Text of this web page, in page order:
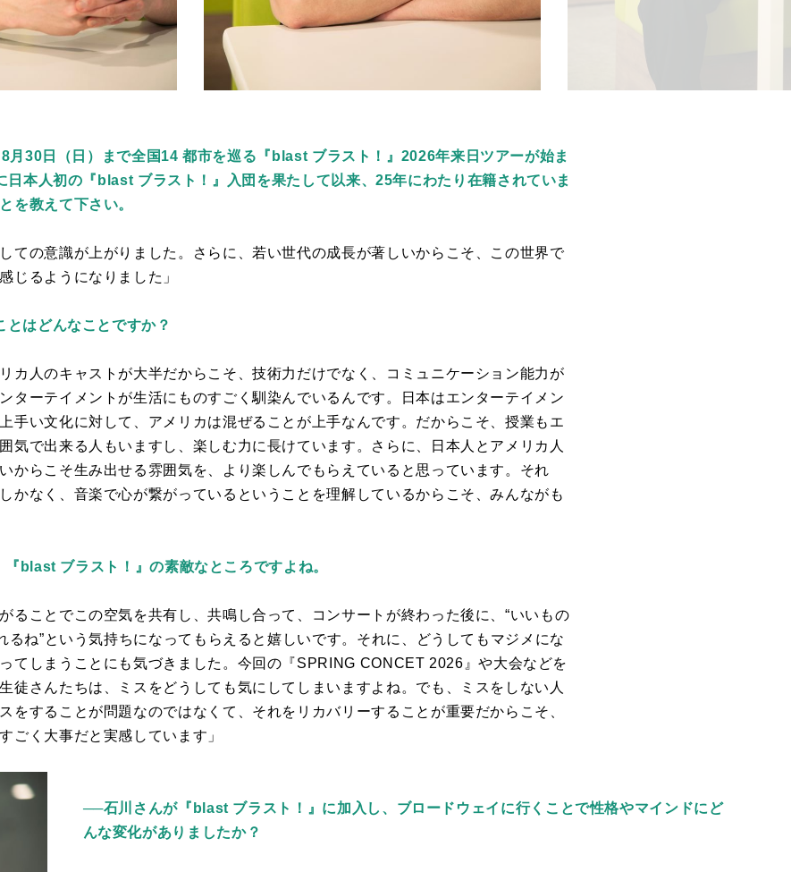
⽉30⽇（⽇）まで全国14 都市を巡る『blast ブラスト！』2026年来日ツアーが始ま
⽇本⼈初の『blast ブラスト！』⼊団を果たして以来、25年にわたり在籍されていま
を教えて下さい。
ての意識が上がりました。さらに、若い世代の成長が著しいからこそ、この世界で
じるようになりました」
はどんなことですか？
カ人のキャストが大半だからこそ、技術力だけでなく、コミュニケーション能力が
ターテイメントが生活にものすごく馴染んでいるんです。日本はエンターテイメン
手い文化に対して、アメリカは混ぜることが上手なんです。だからこそ、授業もエ
気で出来る人もいますし、楽しむ力に長けています。さらに、日本人とアメリカ人
からこそ生み出せる雰囲気を、より楽しんでもらえていると思っています。それ
かなく、音楽で心が繋がっているということを理解しているからこそ、みんながも
blast ブラスト！』の素敵なところですよね。
ることでこの空気を共有し、共鳴し合って、コンサートが終わった後に、“いいもの
るね”という気持ちになってもらえると嬉しいです。それに、どうしてもマジメにな
てしまうことにも気づきました。今回の『SPRING CONCET 2026 』や大会などを
徒さんたちは、ミスをどうしても気にしてしまいますよね。でも、ミスをしない人
をすることが問題なのではなくて、それをリカバリーすることが重要だからこそ、
ごく大事だと実感しています」
──石川さんが『blast ブラスト！』に加入し、ブロードウェイに行くことで性格やマインドにど
んな変化がありましたか？